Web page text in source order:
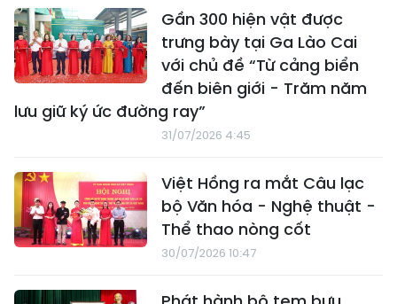
Gần 300 hiện vật được
trưng bày tại Ga Lào Cai
với chủ đề “Từ cảng biển
đến biên giới - Trăm năm
lưu giữ ký ức đường ray”
31/07/2026 4:45
Việt Hồng ra mắt Câu lạc
bộ Văn hóa - Nghệ thuật -
Thể thao nòng cốt
30/07/2026 10:47